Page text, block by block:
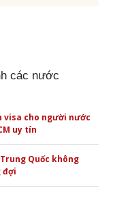
các nước
visa cho người nước
uy tín
Quốc không
đợi